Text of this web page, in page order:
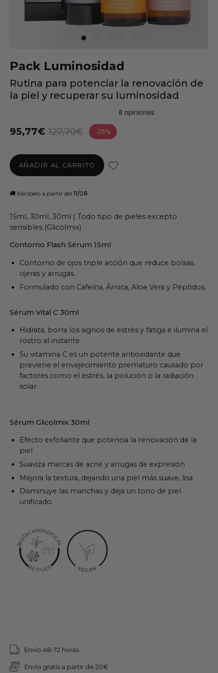
Pack Luminosidad
Rutina para potenciar la renovación de
la piel y recuperar su luminosidad
95,77€ 127,70€ -25%
AÑADIR AL CARRITO
🚚 Recíbelo a partir del 11/08
15ml, 30ml, 30ml | Todo tipo de pieles excepto
sensibles (Glicolmix)
Contorno Flash Sérum 15ml
Contorno de ojos triple acción que reduce bolsas,
ojeras y arrugas.
Formulado con Cafeína, Árnica, Aloe Vera y Péptidos.
Sérum Vital C 30ml
Hidrata, borra los signos de estrés y fatiga e ilumina el
rostro al instante.
Su vitamina C es un potente antioxidante que
previene el envejecimiento prematuro causado por
factores como el estrés, la polución o la radiación
solar.
Sérum Glicolmix 30ml
Efecto exfoliante que potencia la renovación de la
piel
Suaviza marcas de acné y arrugas de expresión
Mejora la textura, dejando una piel más suave, lisa
Disminuye las manchas y deja un tono de piel
unificado.
Envío 48-72 horas
Envío gratis a partir de 20€